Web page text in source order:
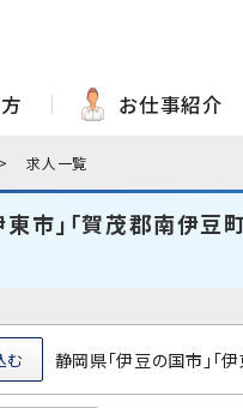
お仕事紹介
求人一覧
市」「賀茂郡南伊豆
静岡県「伊豆の国市」「